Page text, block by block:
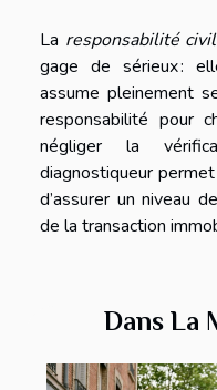
La responsabilité
gage de sérieux :
assume pleinement
responsabilité pour
négliger la
diagnostiqueur
d’assurer un niveau
de la transaction
Dans La